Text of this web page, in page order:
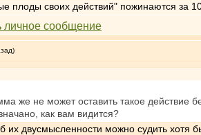
плоды своих действий" пожинаются
же не может оставить такое действие
как вам видится?
их двусмысленности можно судить